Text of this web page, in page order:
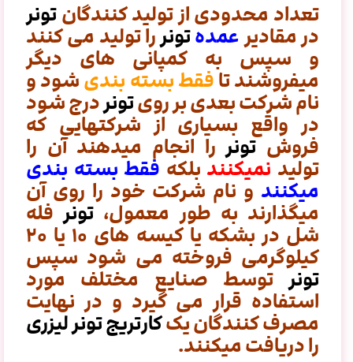
تعداد محدودی از تولید کنندگانتونر
در مقادیرعمدهتونررا تولید می کنند
و سپس به کمپانی های دیگر
میفروشند تافقط بسته بندیشود و
نام شرکت بعدی بر رویتونردرج شود
در واقع بسیاری از شرکتهایی که
فروش تونررا انجام میدهند آن را
تولید نمیکنندبلکه فقط بسته بندی
میکنندو نام شرکت خود را روی آن
میگذارند به طور معمول، تونرفله
شل در بشکه یا کیسه های ۱۰ یا ۲۰
کیلوگرمی فروخته می شود سپس
تونرتوسط صنایع مختلف مورد
استفاده قرار می گیرد و در نهایت
مصرف کنندگان یککارتریج تونر لیزری
را دریافت میکنند.